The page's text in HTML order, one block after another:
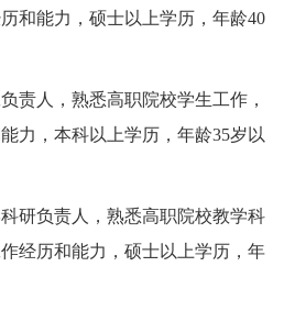
和能力，硕士以上学历，年龄40
责人，熟悉高职院校学生工作，
力，本科以上学历，年龄35岁以
科研负责人，熟悉高职院校教学科
经历和能力，硕士以上学历，年